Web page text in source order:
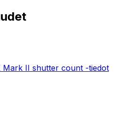
Mark II shutter count -tiedot